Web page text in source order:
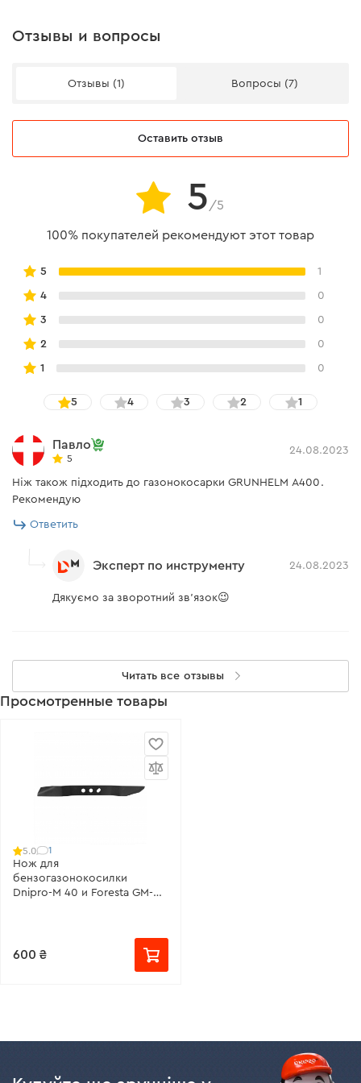
Отзывы и вопросы
Отзывы (1) Вопросы (7)
Оставить отзыв
5 /5
100% покупателей рекомендуют этот товар
5 1
4 0
3 0
2 0
1 0
5 4 3 2 1
Павло
5
24.08.2023
Ніж також підходить до газонокосарки GRUNHELM А400.
Рекомендую
Ответить
Эксперт по инструменту 24.08.2023
Дякуємо за зворотний зв'язок😉
Читать все отзывы
Просмотренные товары
5.0 1
Нож для
бензогазонокосилки
Dnipro-M 40 и Foresta GM-
600 ₴